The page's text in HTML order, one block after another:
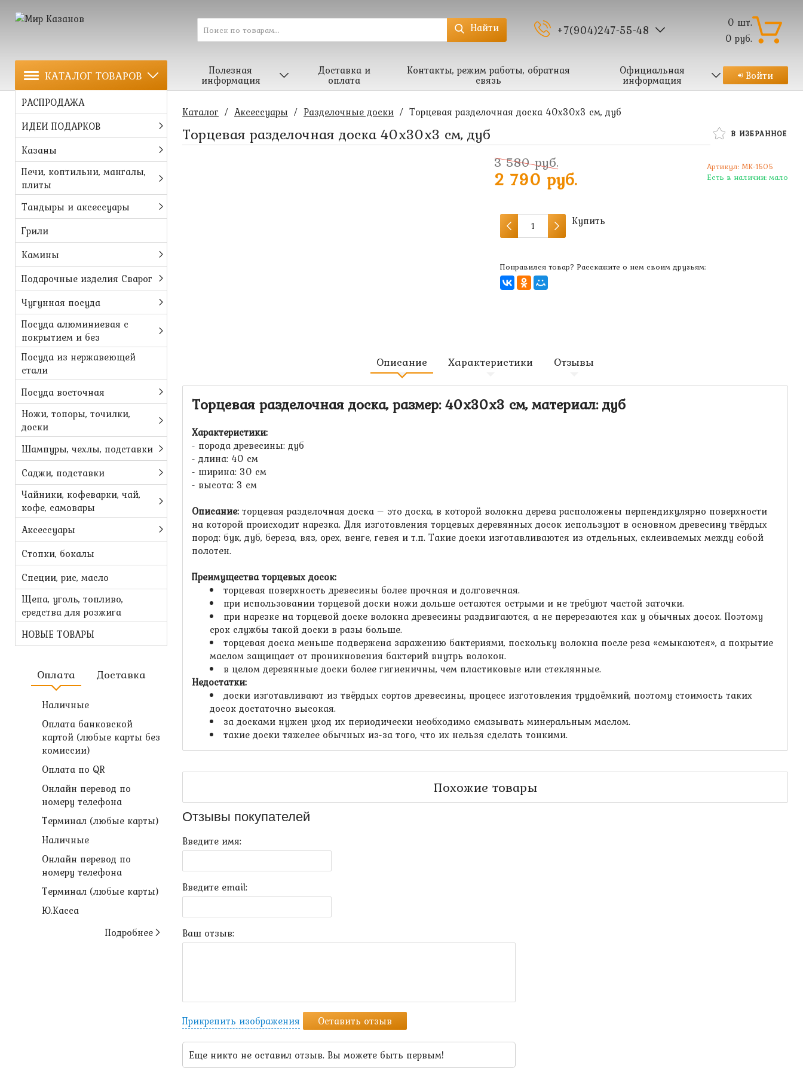
Найти +7(904)247-55-48 0 шт.
0 руб.
КАТАЛОГ ТОВАРОВ
РАСПРОДАЖА
ИДЕИ ПОДАРКОВ
Казаны
Печи, коптильни, мангалы,
плиты
Тандыры и аксессуары
Грили
Камины
Подарочные изделия Сварог
Чугунная посуда
Посуда алюминиевая с
покрытием и без
Посуда из нержавеющей
стали
Посуда восточная
Ножи, топоры, точилки,
доски
Шампуры, чехлы, подставки
Саджи, подставки
Чайники, кофеварки, чай,
кофе, самовары
Аксессуары
Стопки, бокалы
Специи, рис, масло
Щепа, уголь, топливо,
средства для розжига
НОВЫЕ ТОВАРЫ
Оплата Доставка
Наличные
Оплата банковской
картой (любые карты без
комиссии)
Оплата по QR
Онлайн перевод по
номеру телефона
Терминал (любые карты)
Наличные
Онлайн перевод по
номеру телефона
Терминал (любые карты)
Ю.Касса
Подробнее
Полезная
информация
Доставка и
оплата
Контакты, режим работы, обратная
связь
Официальная
информация Войти
Каталог / Аксессуары / Разделочные доски / Торцевая разделочная доска 40х30х3 см, дуб
В ИЗБРАННОЕ
Торцевая разделочная доска 40х30х3 см, дуб
3 580 руб.
2 790 руб.
Артикул: MK-1505
Есть в наличии: мало
Купить
Понравился товар? Расскажите о нем своим друзьям:
Описание Характеристики Отзывы
Торцевая разделочная доска, размер: 40х30х3 см, материал: дуб
Характеристики:
- порода древесины: дуб
- длина: 40 см
- ширина: 30 см
- высота: 3 см
Описание: торцевая разделочная доска – это доска, в которой волокна дерева расположены перпендикулярно поверхности
на которой происходит нарезка. Для изготовления торцевых деревянных досок используют в основном древесину твёрдых
пород: бук, дуб, береза, вяз, орех, венге, гевея и т.п. Такие доски изготавливаются из отдельных, склеиваемых между собой
полотен.
Преимущества торцевых досок:
торцевая поверхность древесины более прочная и долговечная.
при использовании торцевой доски ножи дольше остаются острыми и не требуют частой заточки.
при нарезке на торцевой доске волокна древесины раздвигаются, а не перерезаются как у обычных досок. Поэтому
срок службы такой доски в разы больше.
торцевая доска меньше подвержена заражению бактериями, поскольку волокна после реза «смыкаются», а покрытие
маслом защищает от проникновения бактерий внутрь волокон.
в целом деревянные доски более гигиеничны, чем пластиковые или стеклянные.
Недостатки:
доски изготавливают из твёрдых сортов древесины, процесс изготовления трудоёмкий, поэтому стоимость таких
досок достаточно высокая.
за досками нужен уход их периодически необходимо смазывать минеральным маслом.
такие доски тяжелее обычных из-за того, что их нельзя сделать тонкими.
Отзывы покупателей
Введите имя:
Введите email:
Ваш отзыв:
Прикрепить изображения Оставить отзыв
Еще никто не оставил отзыв. Вы можете быть первым!